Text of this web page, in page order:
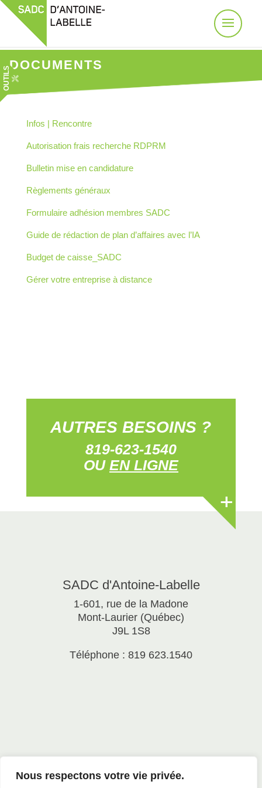
Nous respectons votre vie privée.
OUTILS
DOCUMENTS
Infos | Rencontre
Autorisation frais recherche RDPRM
Bulletin mise en candidature
Règlements généraux
Formulaire adhésion membres SADC
​Guide de rédaction de plan d’affaires avec l’IA
Budget de caisse_SADC
Gérer votre entreprise à distance
AUTRES BESOINS ?
819-623-1540
OU EN LIGNE
SADC d'Antoine-Labelle
1-601, rue de la Madone
Mont-Laurier (Québec)
J9L 1S8
Téléphone : 819 623.1540